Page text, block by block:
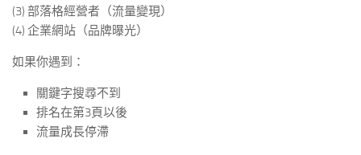
(3) 部落格經營者（流量變現）
(4) 企業網站（品牌曝光）
如果你遇到：
關鍵字搜尋不到
排名在第3頁以後
流量成長停滯